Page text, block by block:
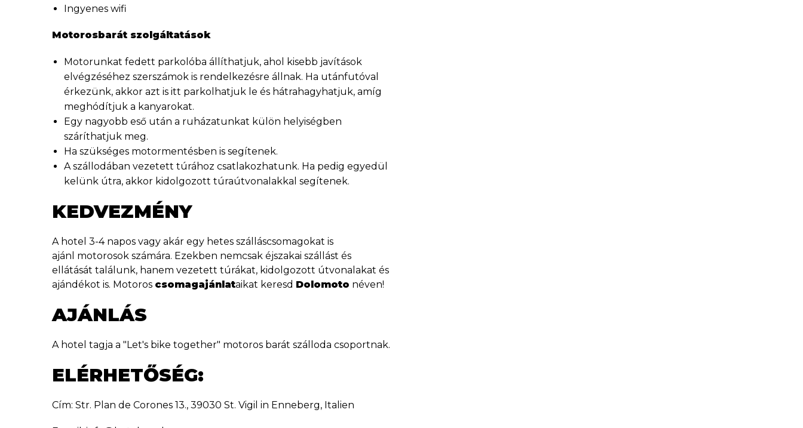
Ingyenes wifi
Motorosbarát szolgáltatások
Motorunkat fedett parkolóba állíthatjuk, ahol kisebb javítások
elvégzéséhez szerszámok is rendelkezésre állnak. Ha utánfutóval
érkezünk, akkor azt is itt parkolhatjuk le és hátrahagyhatjuk, amíg
meghódítjuk a kanyarokat.
Egy nagyobb eső után a ruházatunkat külön helyiségben
száríthatjuk meg.
Ha szükséges motormentésben is segítenek.
A szállodában vezetett túrához csatlakozhatunk. Ha pedig egyedül
kelünk útra, akkor kidolgozott túraútvonalakkal segítenek.
KEDVEZMÉNY
A hotel 3-4 napos vagy akár egy hetes szálláscsomagokat is
ajánl motorosok számára. Ezekben nemcsak éjszakai szállást és
ellátását találunk, hanem vezetett túrákat, kidolgozott útvonalakat és
ajándékot is. Motoros csomagajánlataikat keresd Dolomoto néven!
AJÁNLÁS
A hotel tagja a "Let's bike together" motoros barát szálloda csoportnak.
ELÉRHETŐSÉG:
Cím: Str. Plan de Corones 13., 39030 St. Vigil in Enneberg, Italien